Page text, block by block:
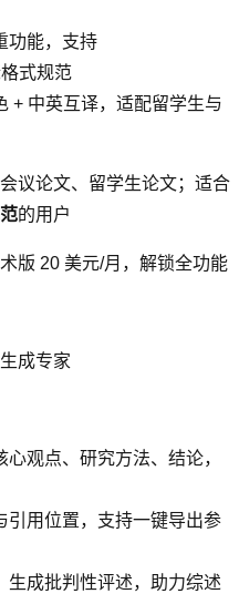
功能，支持
式规范
+ 中英互译，适配留学生与
议论文、留学生论文；适合
的用户
版 20 美元/月，解锁全功能
成专家
心观点、研究方法、结论，
引用位置，支持一键导出参
生成批判性评述，助力综述